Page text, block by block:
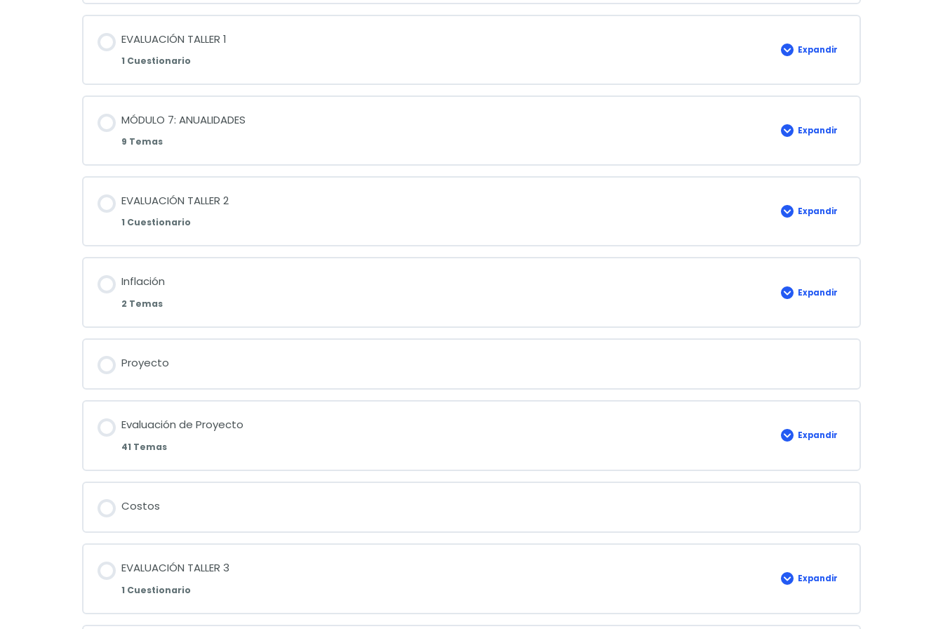
DE
INTERÉS
EVALUACIÓN TALLER 1
1 Cuestionario
Expandir
EVALUACIÓN
MÓDULO 7: ANUALIDADES
9 Temas
Expandir
MÓDULO
EVALUACIÓN TALLER 2
1 Cuestionario
Expandir
EVALUACIÓN
Inflación
2 Temas
Expandir
Inflación
Proyecto
Evaluación de Proyecto
41 Temas
Expandir
Evaluación
Costos
EVALUACIÓN TALLER 3
1 Cuestionario
Expandir
EVALUACIÓN